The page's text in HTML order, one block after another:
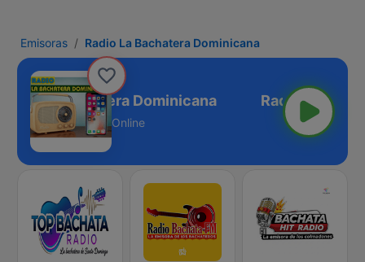
Emisoras Radio La Bachatera Dominicana
La Bachatera Dominicana
Online